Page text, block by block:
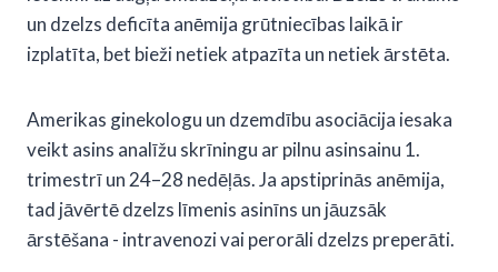
un dzelzs deficīta anēmija grūtniecības laikā ir
izplatīta, bet bieži netiek atpazīta un netiek ārstēta.
Amerikas ginekologu un dzemdību asociācija iesaka
veikt asins analīžu skrīningu ar pilnu asinsainu 1.
trimestrī un 24–28 nedēļās. Ja apstiprinās anēmija,
tad jāvērtē dzelzs līmenis asinīns un jāuzsāk
ārstēšana - intravenozi vai perorāli dzelzs preperāti.